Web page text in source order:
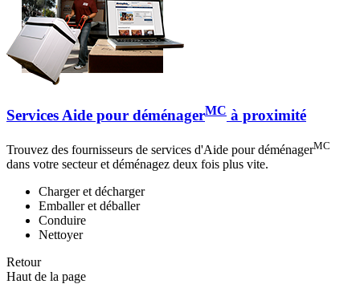
Services Aide pour déménagerMC à proximité
Trouvez des fournisseurs de services d'Aide pour déménagerMC
dans votre secteur et déménagez deux fois plus vite.
Charger et décharger
Emballer et déballer
Conduire
Nettoyer
Retour
Haut de la page